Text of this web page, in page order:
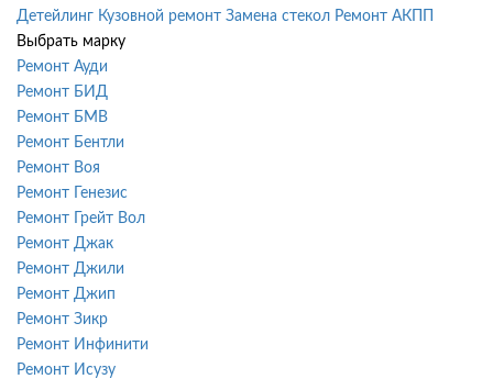
Детейлинг Кузовной ремонт Замена стекол Ремонт АКПП
Выбрать марку
Ремонт Ауди
Ремонт БИД
Ремонт БМВ
Ремонт Бентли
Ремонт Воя
Ремонт Генезис
Ремонт Грейт Вол
Ремонт Джак
Ремонт Джили
Ремонт Джип
Ремонт Зикр
Ремонт Инфинити
Ремонт Исузу